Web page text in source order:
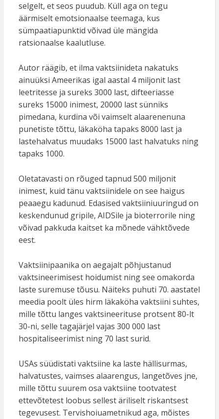
selgelt, et seos puudub. Küll aga on tegu
äärmiselt emotsionaalse teemaga, kus
sümpaatiapunktid võivad üle mängida
ratsionaalse kaalutluse.
Autor räägib, et ilma vaktsiinideta nakatuks
ainuüksi Ameerikas igal aastal 4 miljonit last
leetritesse ja sureks 3000 last, difteeriasse
sureks 15000 inimest, 20000 last sünniks
pimedana, kurdina või vaimselt alaarenenuna
punetiste tõttu, läkaköha tapaks 8000 last ja
lastehalvatus muudaks 15000 last halvatuks ning
tapaks 1000.
Oletatavasti on rõuged tapnud 500 miljonit
inimest, kuid tänu vaktsiinidele on see haigus
peaaegu kadunud. Edasised vaktsiiniuuringud on
keskendunud gripile, AIDSile ja bioterrorile ning
võivad pakkuda kaitset ka mõnede vähktõvede
eest.
Vaktsiinipaanika on aegajalt põhjustanud
vaktsineerimisest hoidumist ning see omakorda
laste suremuse tõusu. Näiteks puhuti 70. aastatel
meedia poolt üles hirm läkaköha vaktsiini suhtes,
mille tõttu langes vaktsineerituse protsent 80-lt
30-ni, selle tagajärjel vajas 300 000 last
hospitaliseerimist ning 70 last surid.
USAs süüdistati vaktsiine ka laste hällisurmas,
halvatustes, vaimses alaarengus, langetõves jne,
mille tõttu suurem osa vaktsiine tootvatest
ettevõtetest loobus sellest äriliselt riskantsest
tegevusest. Tervishoiuametnikud aga, mõistes